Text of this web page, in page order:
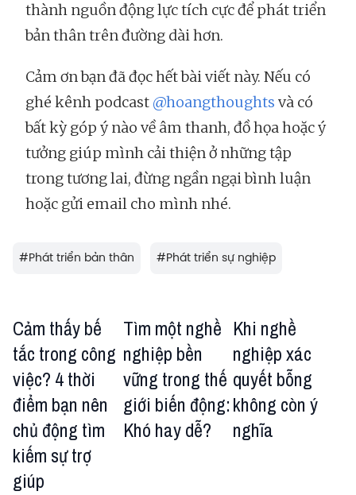
thành nguồn động lực tích cực để phát triển
bản thân trên đường dài hơn.
Cảm ơn bạn đã đọc hết bài viết này. Nếu có
ghé kênh podcast @hoangthoughts và có
bất kỳ góp ý nào về âm thanh, đồ họa hoặc ý
tưởng giúp mình cải thiện ở những tập
trong tương lai, đừng ngần ngại bình luận
hoặc gửi email cho mình nhé.
#Phát triển bản thân #Phát triển sự nghiệp
Cảm thấy bế
tắc trong công
việc? 4 thời
điểm bạn nên
chủ động tìm
kiếm sự trợ
giúp
Tìm một nghề
nghiệp bền
vững trong thế
giới biến động:
Khó hay dễ?
Khi nghề
nghiệp xác
quyết bỗng
không còn ý
nghĩa